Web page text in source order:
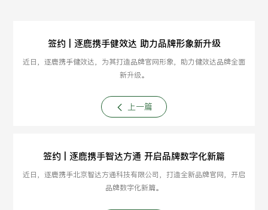
签约 | 逐鹿携手健效达 助力品牌形象新升级
近日，逐鹿携手健效达，为其打造品牌官网形象，助力健效达品牌全面
新升级。
上一篇
签约 | 逐鹿携手智达方通 开启品牌数字化新篇
近日，逐鹿携手北京智达方通科技有限公司，打造全新品牌官网，开启
品牌数字化新篇。